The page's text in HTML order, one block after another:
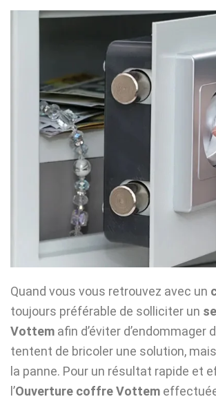
Quand vous vous retrouvez avec un
toujours préférable de solliciter un
Vottem afin d’éviter
tentent de bricoler une solution,
la panne. Pour un résultat rapide et
l’Ouverture coffre Vottem